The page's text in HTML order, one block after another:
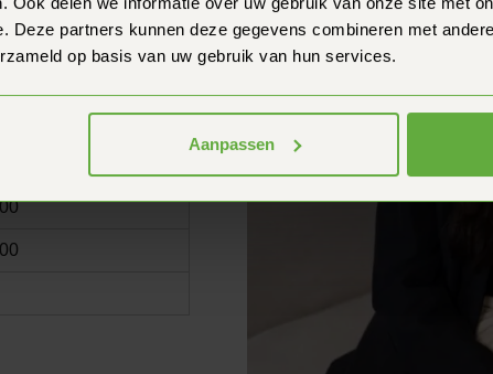
Deze partners kunnen deze gegevens combineren met
op basis van uw gebruik van hun services.
Aanpassen